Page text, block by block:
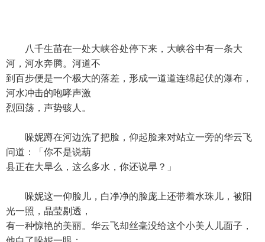
八千生苗在一处大峡谷处停下来，大峡谷中有一条大
河，河水奔腾。河道不
到百步便是一个极大的落差，形成一道道连绵起伏的瀑布，
河水冲击的咆哮声激
烈回荡，声势骇人。
哚妮蹲在河边洗了把脸，仰起脸来对站立一旁的华云飞
问道：「你不是说葫
县正在大旱么，这么多水，你还说旱？」
哚妮这一仰脸儿，白净净的脸庞上还带着水珠儿，被阳
光一照，晶莹剔透，
有一种惊艳的美丽。华云飞却丝毫没给这个小美人儿面子，